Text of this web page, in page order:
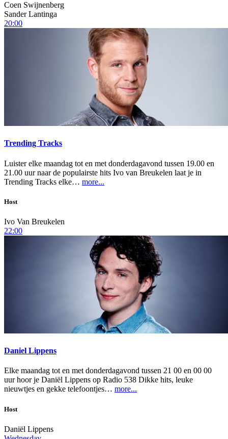
Coen Swijnenberg
Sander Lantinga
20:00
Trending Tracks
Luister elke maandag tot en met donderdagavond tussen 19.00 en
21.00 uur naar de populairste hits Ivo van Breukelen laat je in
Trending Tracks elke… more...
Host
Ivo Van Breukelen
22:00
Daniel Lippens
Elke maandag tot en met donderdagavond tussen 21 00 en 00 00
uur hoor je Daniël Lippens op Radio 538 Dikke hits, leuke
nieuwtjes en gekke telefoontjes… more...
Host
Daniël Lippens